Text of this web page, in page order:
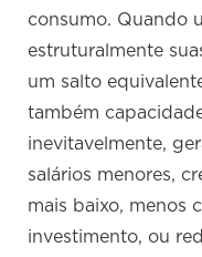
consumo. Quando
estruturalmente
um salto
também
inevitavelmente,
salários menores,
mais baixo, menos
investimento, ou